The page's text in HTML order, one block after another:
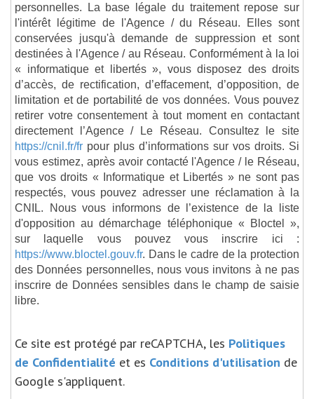
personnelles. La base légale du traitement repose sur
l'intérêt légitime de l'Agence / du Réseau. Elles sont
conservées jusqu'à demande de suppression et sont
destinées à l'Agence / au Réseau. Conformément à la loi
« informatique et libertés », vous disposez des droits
d’accès, de rectification, d’effacement, d’opposition, de
limitation et de portabilité de vos données. Vous pouvez
retirer votre consentement à tout moment en contactant
directement l’Agence / Le Réseau. Consultez le site
https://cnil.fr/fr pour plus d’informations sur vos droits. Si
vous estimez, après avoir contacté l'Agence / le Réseau,
que vos droits « Informatique et Libertés » ne sont pas
respectés, vous pouvez adresser une réclamation à la
CNIL. Nous vous informons de l’existence de la liste
d'opposition au démarchage téléphonique « Bloctel »,
sur laquelle vous pouvez vous inscrire ici :
https://www.bloctel.gouv.fr. Dans le cadre de la protection
des Données personnelles, nous vous invitons à ne pas
inscrire de Données sensibles dans le champ de saisie
libre.
Ce site est protégé par reCAPTCHA, les Politiques
de Confidentialité et es Conditions d'utilisation de
Google s'appliquent.